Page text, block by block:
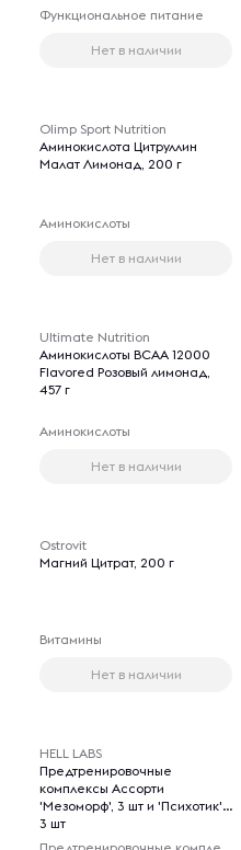
Функциональное питание
Нет в наличии
Olimp Sport Nutrition
Аминокислота Цитруллин
Малат Лимонад, 200 г
Аминокислоты
Нет в наличии
Ultimate Nutrition
Аминокислоты BCAA 12000
Flavored Розовый лимонад,
457 г
Аминокислоты
Нет в наличии
Ostrovit
Магний Цитрат, 200 г
Витамины
Нет в наличии
HELL LABS
Предтренировочные
комплексы Ассорти
'Мезоморф', 3 шт и 'Психотик',
3 шт